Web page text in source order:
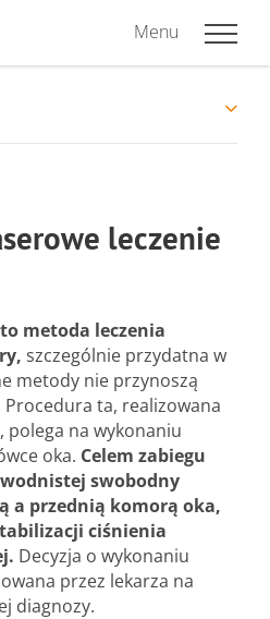
Menu
leczenie
metoda leczenia
szczególnie przydatna w
metody nie przynoszą
ta, realizowana
polega na wykonaniu
oka. Celem zabiegu
swobodny
a przednią komorą oka,
ciśnienia
Decyzja o wykonaniu
przez lekarza na
diagnozy.